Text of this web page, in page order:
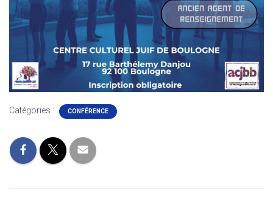
Catégories : CONFÉRENCE